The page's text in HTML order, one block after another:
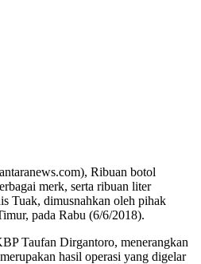
Ribuan botol
merk, serta ribuan liter
Tuak, dimusnahkan oleh pihak
pada Rabu (6/6/2018).
Taufan Dirgantoro, menerangkan
hasil operasi yang digelar